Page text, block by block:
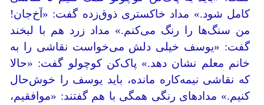
کامل شود.» مداد خاکستری ذوق‌زده گفت: «آخ‌جان!
من سنگ‌ها را رنگ می‌کنم.» مداد زرد هم با لبخند
گفت: «یوسف خیلی دلش می‌خواست نقاشی را به
خانم معلم نشان دهد.» پاک‌کن کوچولو گفت: «حالا
که نقاشی نیمه‌کاره مانده، باید یوسف را خوش‌حال
کنیم.» مداد‌های‌ رنگی همگی با هم گفتند: «موافقیم،